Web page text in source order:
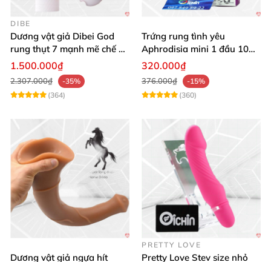
DIBE
Dương vật giả Dibei God
rung thụt 7 mạnh mẽ chế độ
tỏa nhiệt
1.500.000₫
2.307.000₫
-35%
(364)
Trứng rung tình yêu
Aphrodisia mini 1 đầu 10
chế độ rung đa năng
320.000₫
376.000₫
-15%
(360)
Dương vật giả ngựa hít
PRETTY LOVE
Pretty Love Stev size nhỏ